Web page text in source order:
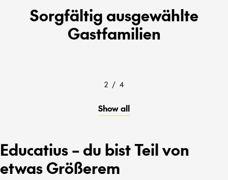
Sorgfältig ausgewählte
Gastfamilien
2 / 4
Show all
Educatius – du bist Teil von
etwas Größerem